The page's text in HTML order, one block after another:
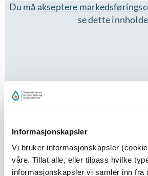
Informasjonskapsler
Vi bruker informasjonskapsler
våre. Tillat alle, eller tilpass hvilke
informasjonskapsler vi samler inn fra
Du må akseptere
se dette
Spre mange ulike ting utover i
ballar og liknande). Eleven skal
desse tinga utan å vere borti dei.